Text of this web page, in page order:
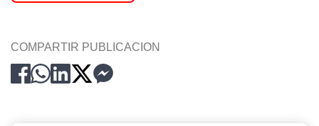
COMPARTIR PUBLICACION